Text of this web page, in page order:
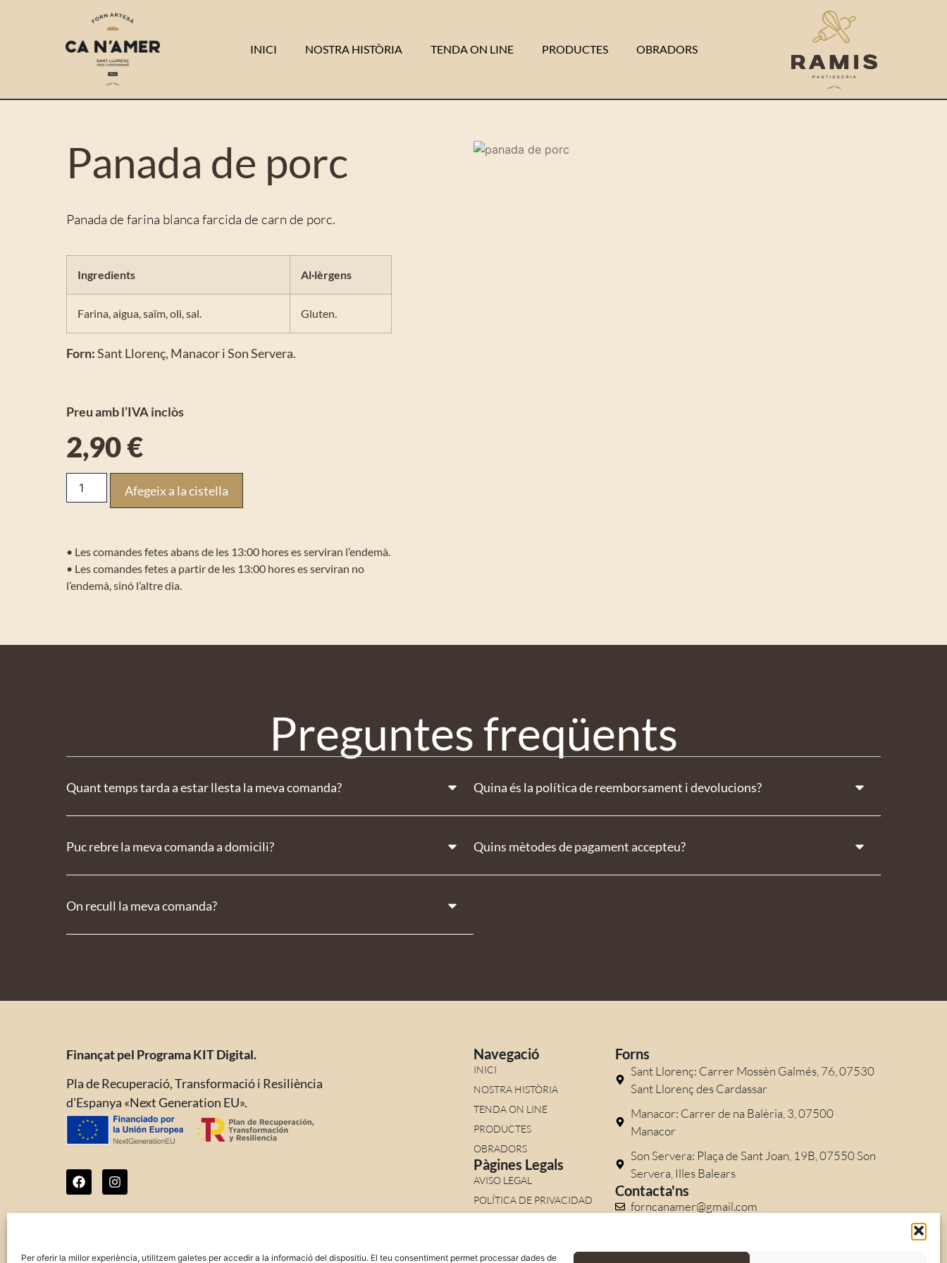
Per oferir la millor experiència, utilitzem galetes per accedir a la informació del dispositiu. El teu consentiment permet processar dades de
INICI NOSTRA HISTÒRIA TENDA ON LINE PRODUCTES OBRADORS
Panada de porc
Panada de farina blanca farcida de carn de porc.
Ingredients Al·lèrgens
Farina, aigua, saïm, oli, sal. Gluten.
Forn:Sant Llorenç, Manacor i Son Servera.
Preu amb l’IVA inclòs
2,90€
Afegeix a la cistella
• Les comandes fetes abans de les 13:00 hores es serviran l’endemà.
• Les comandes fetes a partir de les 13:00 hores es serviran no
l’endemà, sinó l’altre dia.
Preguntes freqüents
Quant temps tarda a estar llesta la meva comanda?
Puc rebre la meva comanda a domicili?
On recull la meva comanda?
Quina és la política de reemborsament i devolucions?
Quins mètodes de pagament accepteu?
Finançat pel Programa KIT Digital.
Pla de Recuperació, Transformació i Resiliència
d’Espanya «Next Generation EU».
Navegació
INICI
NOSTRA HISTÒRIA
TENDA ON LINE
PRODUCTES
OBRADORS
Pàgines Legals
AVISO LEGAL
POLÍTICA DE PRIVACIDAD
Forns
Sant Llorenç: Carrer Mossèn Galmés, 76, 07530
Sant Llorenç des Cardassar
Manacor: Carrer de na Balèria, 3, 07500
Manacor
Son Servera: Plaça de Sant Joan, 19B, 07550 Son
Servera, Illes Balears
Contacta'ns
forncanamer@gmail.com
Manacor: +34 971 55 26 03